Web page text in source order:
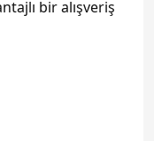
bir alışveriş